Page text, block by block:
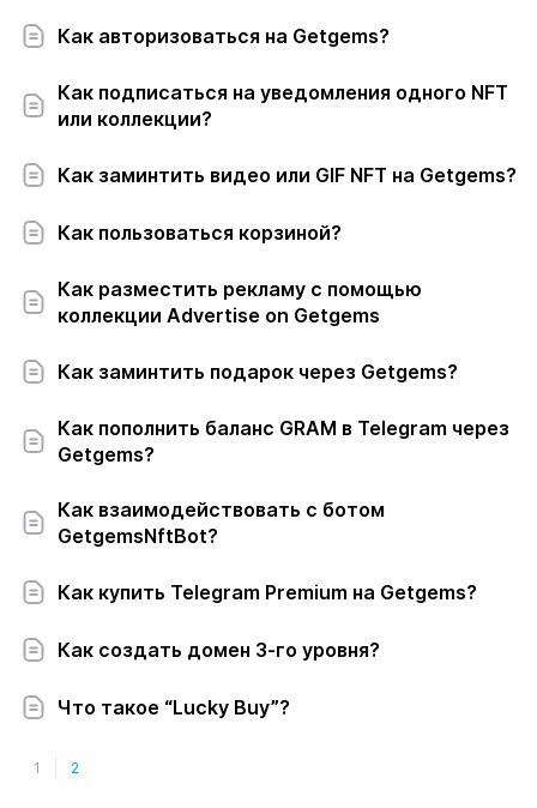
Как авторизоваться на Getgems?
Как подписаться на уведомления одного NFT
или коллекции?
Как заминтить видео или GIF NFT на Getgems?
Как пользоваться корзиной?
Как разместить рекламу с помощью
коллекции Advertise on Getgems
Как заминтить подарок через Getgems?
Как пополнить баланс GRAM в Telegram через
Getgems?
Как взаимодействовать с ботом
GetgemsNftBot?
Как купить Telegram Premium на Getgems?
Как создать домен 3-го уровня?
Что такое “Lucky Buy”?
1 2